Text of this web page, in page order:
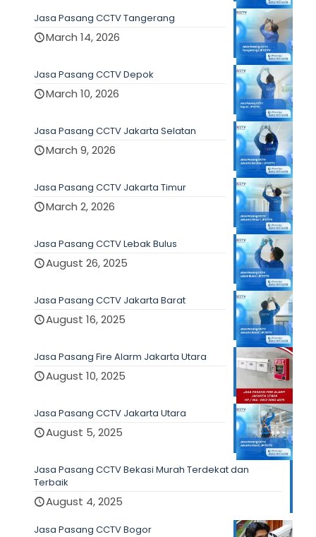
Jasa Pasang CCTV Tangerang
March 14, 2026
Jasa Pasang CCTV Depok
March 10, 2026
Jasa Pasang CCTV Jakarta Selatan
March 9, 2026
Jasa Pasang CCTV Jakarta Timur
March 2, 2026
Jasa Pasang CCTV Lebak Bulus
August 26, 2025
Jasa Pasang CCTV Jakarta Barat
August 16, 2025
Jasa Pasang Fire Alarm Jakarta Utara
August 10, 2025
Jasa Pasang CCTV Jakarta Utara
August 5, 2025
Jasa Pasang CCTV Bekasi Murah Terdekat dan
Terbaik
August 4, 2025
Jasa Pasang CCTV Bogor